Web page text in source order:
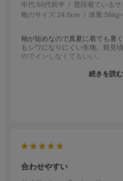
年代:50代前半 普段着ているサ
靴のサイズ:24.0cm 体重:
袖が短めなので真夏に着ても暑
もシワになりにくい生地。前見
のでインしなくてもいい。
の開き具合も、詰まり過ぎてな
続きを読む
合わせやすい